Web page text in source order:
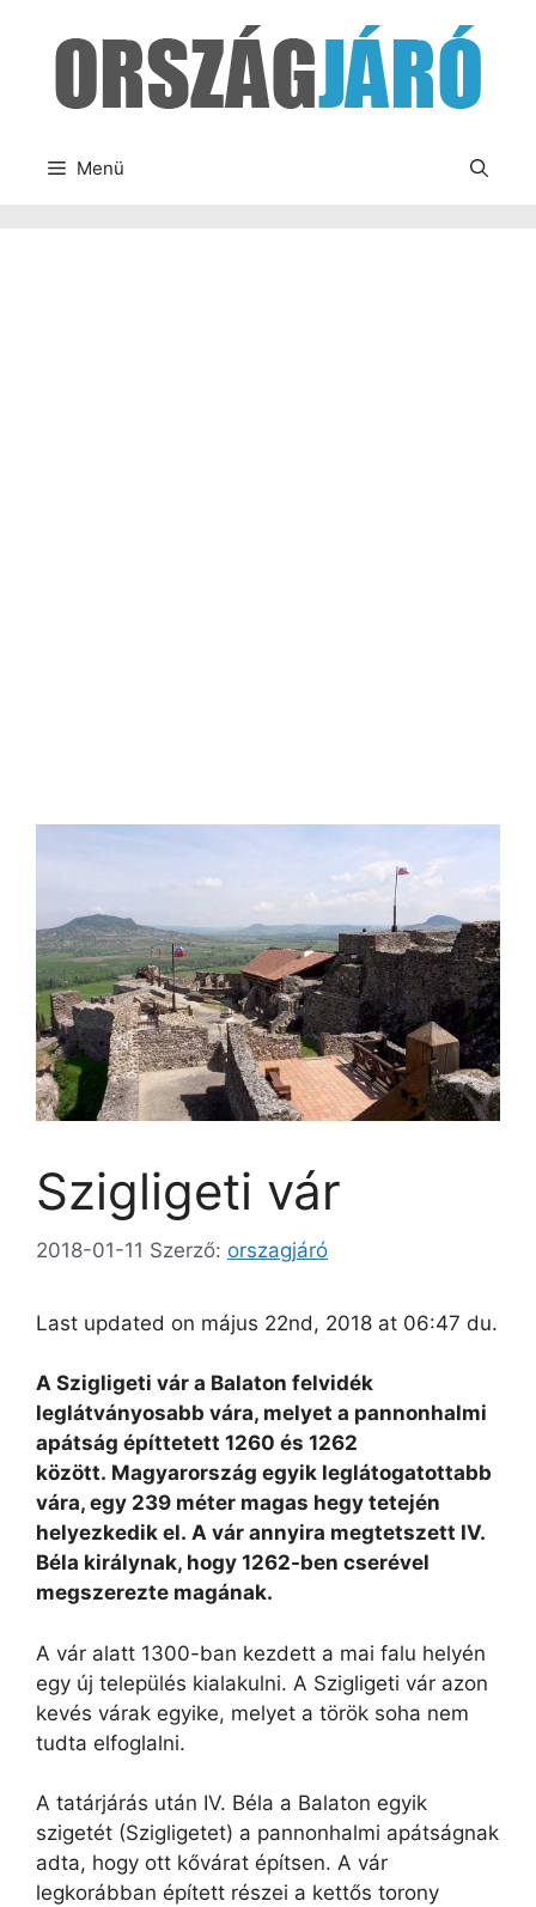
Menü
Szigligeti vár
2018-01-11 Szerző: orszagjáró
Last updated on május 22nd, 2018 at 06:47 du.
A Szigligeti vár a Balaton felvidék
leglátványosabb vára, melyet a pannonhalmi
apátság építtetett 1260 és 1262
között. Magyarország egyik leglátogatottabb
vára, egy 239 méter magas hegy tetején
helyezkedik el. A vár annyira megtetszett IV.
Béla királynak, hogy 1262-ben cserével
megszerezte magának.
A vár alatt 1300-ban kezdett a mai falu helyén
egy új település kialakulni. A Szigligeti vár azon
kevés várak egyike, melyet a török soha nem
tudta elfoglalni.
A tatárjárás után IV. Béla a Balaton egyik
szigetét (Szigligetet) a pannonhalmi apátságnak
adta, hogy ott kővárat építsen. A vár
legkorábban épített részei a kettős torony